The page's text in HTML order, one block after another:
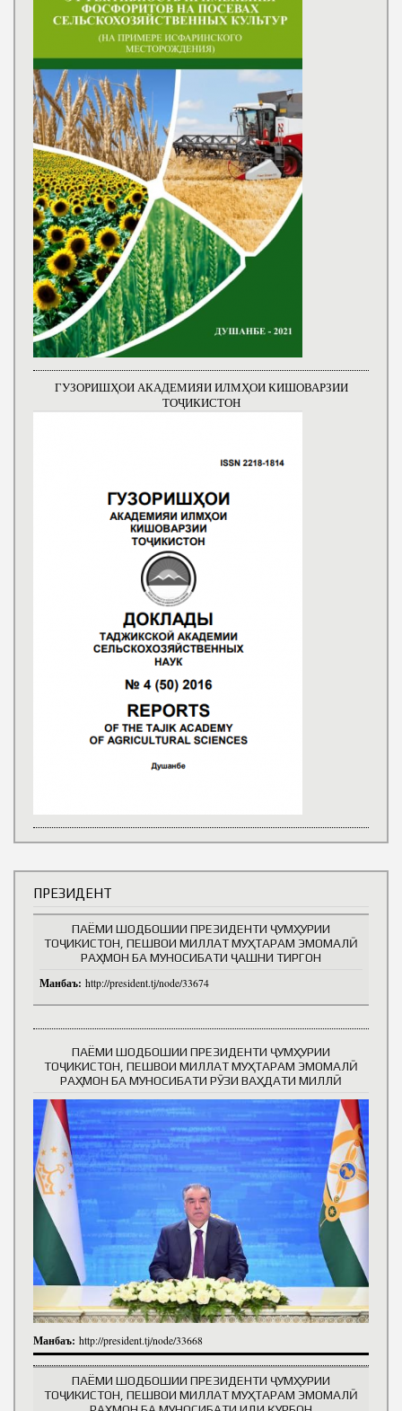
ГУЗОРИШҲОИ АКАДЕМИЯИ ИЛМҲОИ КИШОВАРЗИИ
ТОҶИКИСТОН
ПРЕЗИДЕНТ
ПАЁМИ ШОДБОШИИ ПРЕЗИДЕНТИ ҶУМҲУРИИ
ТОҶИКИСТОН, ПЕШВОИ МИЛЛАТ МУҲТАРАМ ЭМОМАЛӢ
РАҲМОН БА МУНОСИБАТИ ҶАШНИ ТИРГОН
Манбаъ: http://president.tj/node/33674
ПАЁМИ ШОДБОШИИ ПРЕЗИДЕНТИ ҶУМҲУРИИ
ТОҶИКИСТОН, ПЕШВОИ МИЛЛАТ МУҲТАРАМ ЭМОМАЛӢ
РАҲМОН БА МУНОСИБАТИ РӮЗИ ВАҲДАТИ МИЛЛӢ
Манбаъ: http://president.tj/node/33668
ПАЁМИ ШОДБОШИИ ПРЕЗИДЕНТИ ҶУМҲУРИИ
ТОҶИКИСТОН, ПЕШВОИ МИЛЛАТ МУҲТАРАМ ЭМОМАЛӢ